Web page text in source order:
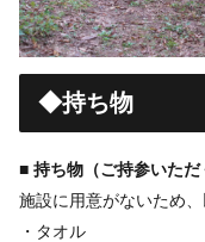
◆持ち物
■ 持ち物（ご持参いただ
施設に用意がないため
・タオル